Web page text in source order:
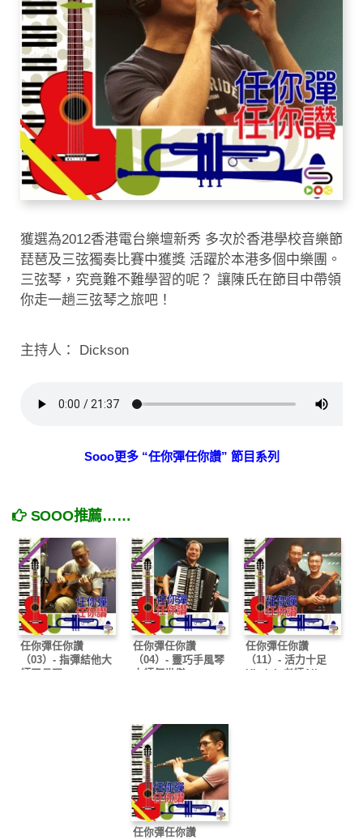
獲選為2012香港電台樂壇新秀 多次於香港學校音樂節
琵琶及三弦獨奏比賽中獲獎 活躍於本港多個中樂團。
三弦琴，究竟難不難學習的呢？ 讓陳氏在節目中帶領
你走一趟三弦琴之旅吧！
主持人： Dickson
Sooo更多 “任你彈任你讚” 節目系列
SOOO推薦……
任你彈任你讚
（03）- 指彈結他大
師王長暉
任你彈任你讚
（04）- 靈巧手風琴
大師何世傑
任你彈任你讚
（11）- 活力十足
Ukulele老師Allen
任你彈任你讚